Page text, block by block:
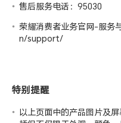
售后服务电话：95030
荣耀消费者业务官网-服务
n/support/
特别提醒
以上页面中的产品图片及